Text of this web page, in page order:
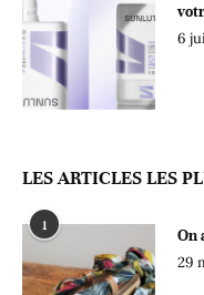
6
LES ARTICLES LES
1
On
29